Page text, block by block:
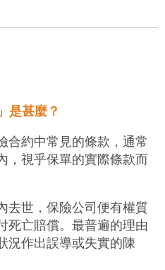
是甚麼？
合約中常見的條款，通常
，視乎保單的實際條款而
去世，保險公司便有權質
死亡賠償。最普遍的理由
況作出誤導或失實的陳